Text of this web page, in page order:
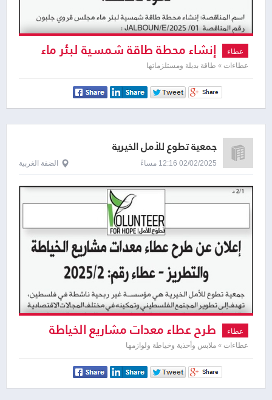
عطاء إنشاء محطة طاقة شمسية لبئر ماء
مجلس قروي جلبون
عطاءات » طاقة بديلة ومستلزماتها
جمعية تطوع للأمل الخيرية
02/02/2025 12:16 مساءً الضفة الغربية
عطاء طرح عطاء معدات مشاريع الخياطة
والتطريز
عطاءات » ملابس وأحذية وخياطة ولوازمها